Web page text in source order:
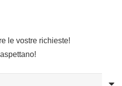
le vostre richieste!